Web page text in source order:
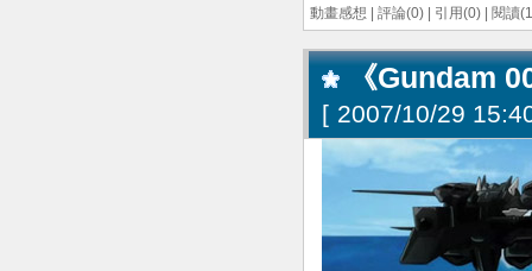
動畫感想 評論(0) 引用(0) 閱讀
《Gundam
[ 2007/10/29